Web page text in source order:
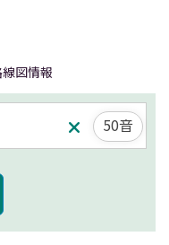
線図情報
50音